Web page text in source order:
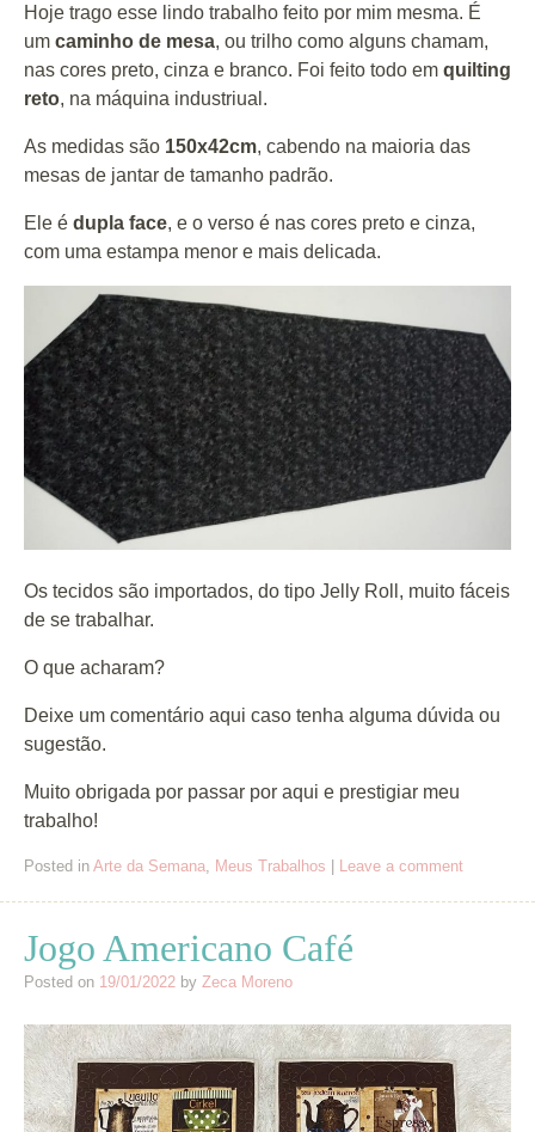
Hoje trago esse lindo trabalho feito por mim mesma. É
um caminho de mesa, ou trilho como alguns chamam,
nas cores preto, cinza e branco. Foi feito todo em quilting
reto, na máquina industriual.
As medidas são 150x42cm, cabendo na maioria das
mesas de jantar de tamanho padrão.
Ele é dupla face, e o verso é nas cores preto e cinza,
com uma estampa menor e mais delicada.
Os tecidos são importados, do tipo Jelly Roll, muito fáceis
de se trabalhar.
O que acharam?
Deixe um comentário aqui caso tenha alguma dúvida ou
sugestão.
Muito obrigada por passar por aqui e prestigiar meu
trabalho!
Posted in Arte da Semana Meus Trabalhos | Leave a comment
Jogo Americano Café
Posted on 19/01/2022 by Zeca Moreno